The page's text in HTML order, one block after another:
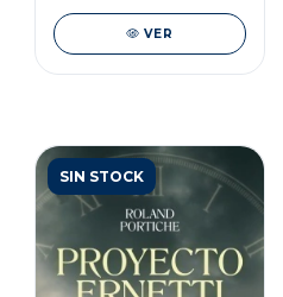
VER
SIN STOCK